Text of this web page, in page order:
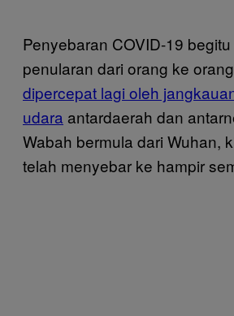
Penyebaran COVID-19
penularan dari orang ke
dipercepat lagi oleh
udara antardaerah dan
Wabah bermula dari Wuhan,
telah menyebar ke hampir